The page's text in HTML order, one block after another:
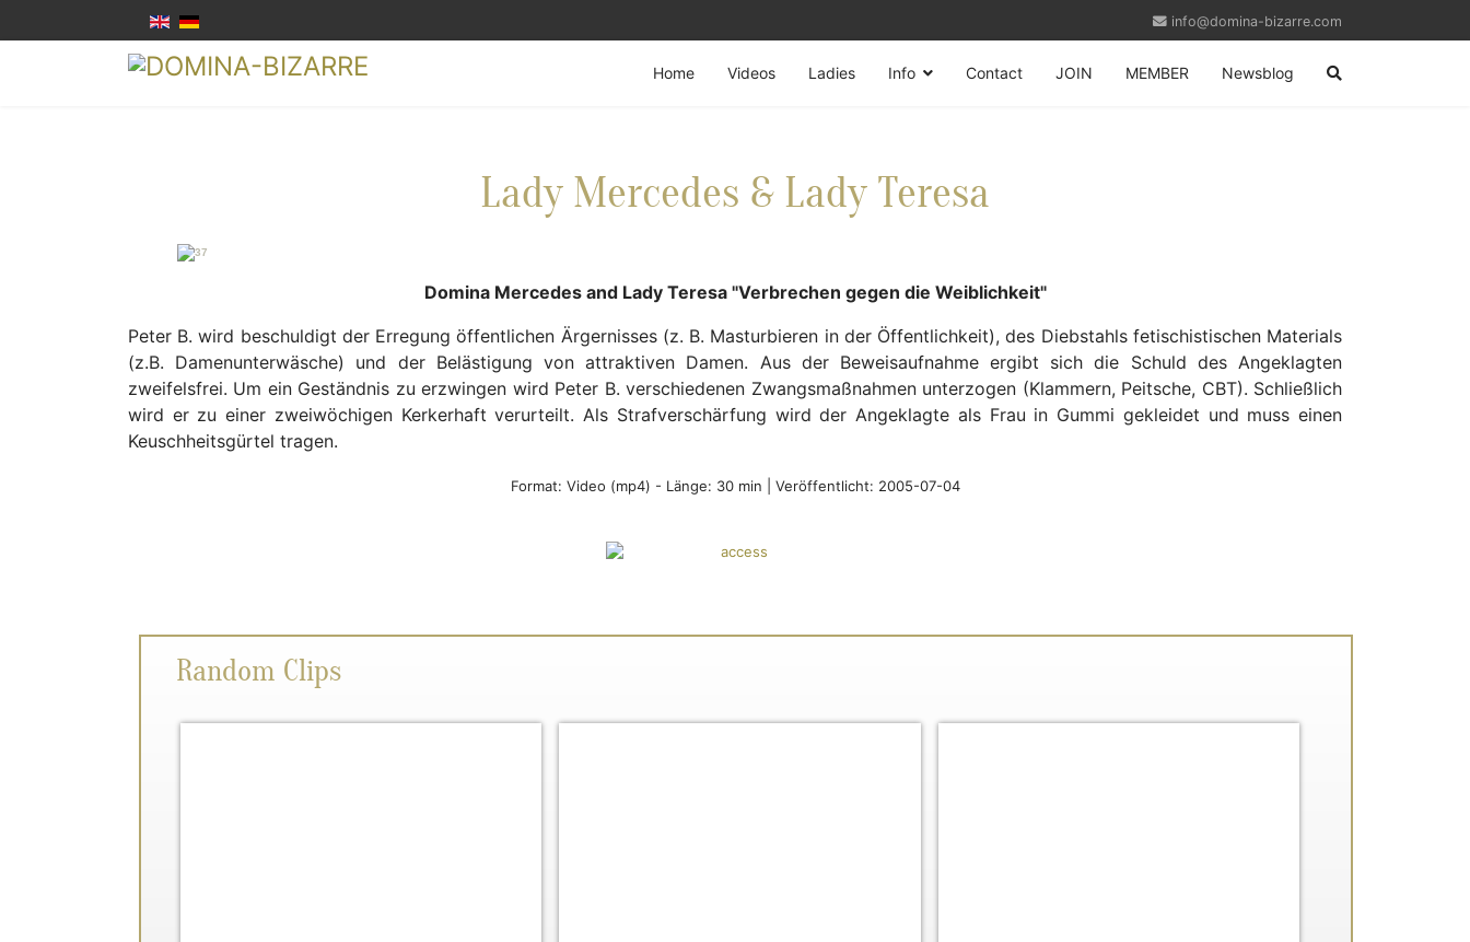
info@domina-bizarre.com
Home Videos Ladies Info Contact JOIN MEMBER Newsblog
Lady Mercedes & Lady Teresa
Domina Mercedes and Lady Teresa "Verbrechen gegen die Weiblichkeit"
Peter B. wird beschuldigt der Erregung öffentlichen Ärgernisses (z. B. Masturbieren in der Öffentlichkeit), des Diebstahls fetischistischen Materials
(z.B. Damenunterwäsche) und der Belästigung von attraktiven Damen. Aus der Beweisaufnahme ergibt sich die Schuld des Angeklagten
zweifelsfrei. Um ein Geständnis zu erzwingen wird Peter B. verschiedenen Zwangsmaßnahmen unterzogen (Klammern, Peitsche, CBT). Schließlich
wird er zu einer zweiwöchigen Kerkerhaft verurteilt. Als Strafverschärfung wird der Angeklagte als Frau in Gummi gekleidet und muss einen
Keuschheitsgürtel tragen.
Format: Video (mp4) - Länge: 30 min | Veröffentlicht: 2005-07-04
Random Clips